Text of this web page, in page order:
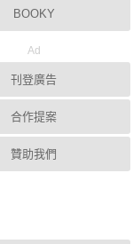
BOOKY
Ad
刊登廣告
合作提案
贊助我們